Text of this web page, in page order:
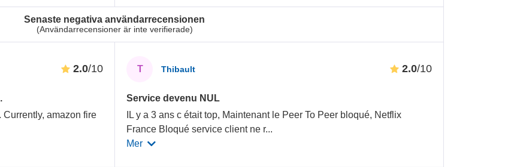
Senaste negativa användarrecensionen
(Användarrecensioner är inte verifierade)
2.0/10
Currently, amazon fire
T Thibault 2.0/10
Service devenu NUL
IL y a 3 ans c était top, Maintenant le Peer To Peer bloqué, Netflix
France Bloqué service client ne r...
Mer